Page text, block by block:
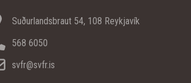
Suðurlandsbraut 54, 108 Reykjavík
568 6050
svfr@svfr.is